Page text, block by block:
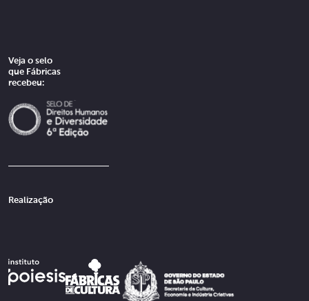
Veja o selo
que Fábricas
recebeu:
Realização